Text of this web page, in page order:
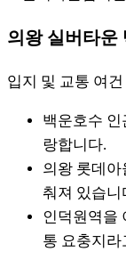
의왕 실버타운
입지 및 교통 여건
백운호수
랑합니다.
의왕 롯데
춰져 있습니
인덕원역을
통 요충지라